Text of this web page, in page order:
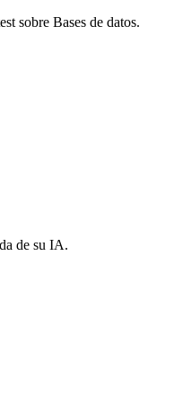
sobre Bases de datos.
de su IA.